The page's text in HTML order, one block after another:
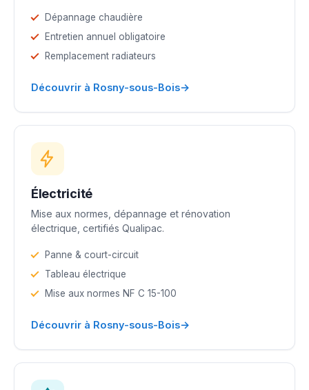
Dépannage chaudière
Entretien annuel obligatoire
Remplacement radiateurs
Découvrir à Rosny-sous-Bois→
Électricité
Mise aux normes, dépannage et rénovation
électrique, certifiés Qualipac.
Panne & court-circuit
Tableau électrique
Mise aux normes NF C 15-100
Découvrir à Rosny-sous-Bois→